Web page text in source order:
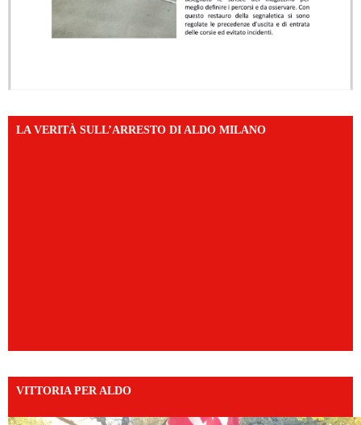
LA VERITÀ SULL’ARRESTO DI ALDO MILANO
VITTORIA PER ALDO